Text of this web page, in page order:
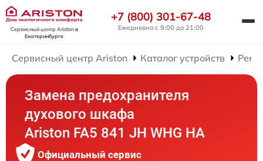
Сервисный центр Aristonв
Екатеринбурге
+7 (800) 301-67-48
Ежедневно с 9:00 до 21:00
Сервисный центр Ariston Каталог устройств
Замена предохранителя
духового шкафа
Ariston FA5 841 JH WHG HA
Официальный сервис